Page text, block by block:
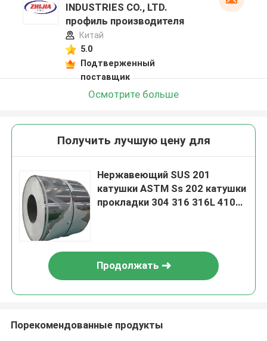
INDUSTRIES CO., LTD.
профиль производителя
Китай
5.0
Подтверженный
поставщик
Осмотрите больше
Получить лучшую цену для
Нержавеющий SUS 201
катушки ASTM Ss 202 катушки
прокладки 304 316 316L 410
Продолжать
Порекомендованные продукты